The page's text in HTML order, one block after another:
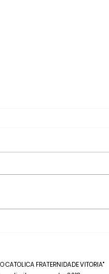
CATOLICA FRATERNIDADE VITORIA"